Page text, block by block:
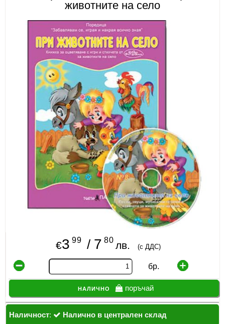
ИЗКУСТВА
СПОРТ
МЕБЕЛИ И ОБОРУДВАНЕ
КАНЦЕЛАРСКИ МАТЕРИАЛИ
КНИГИ И УЧЕБНИЦИ
БДП
НОВИ
ПРОМОЦИИ
S.T.E.M.
ИНСТРУМЕНТИ
животните на село
€3 99 / 7 80 лв. (с ДДС)
бр.
налично поръчай
Наличност: Налично в централен склад